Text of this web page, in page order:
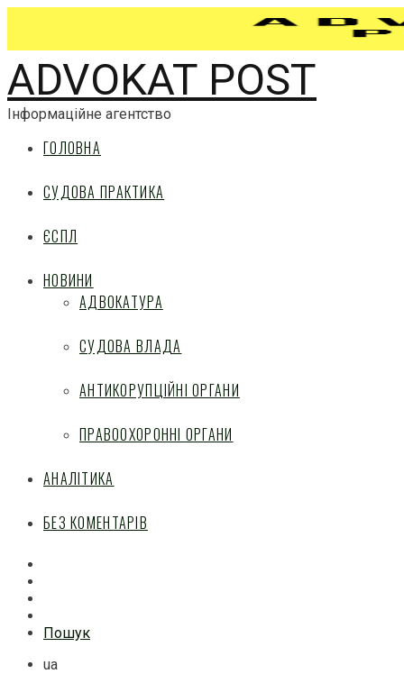
ADVOKAT POST
Інформаційне агентство
ГОЛОВНА
СУДОВА ПРАКТИКА
ЄСПЛ
НОВИНИ
АДВОКАТУРА
СУДОВА ВЛАДА
АНТИКОРУПЦІЙНІ ОРГАНИ
ПРАВООХОРОННІ ОРГАНИ
АНАЛІТИКА
БЕЗ КОМЕНТАРІВ
Пошук
ua